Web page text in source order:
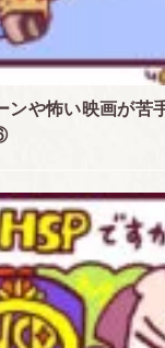
ンや怖い映画が苦